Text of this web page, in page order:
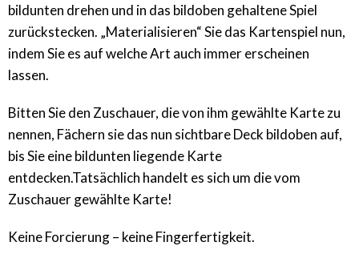
bildunten drehen und in das bildoben gehaltene Spiel
zurückstecken. „Materialisieren“ Sie das Kartenspiel nun,
indem Sie es auf welche Art auch immer erscheinen
lassen.
Bitten Sie den Zuschauer, die von ihm gewählte Karte zu
nennen, Fächern sie das nun sichtbare Deck bildoben auf,
bis Sie eine bildunten liegende Karte
entdecken.Tatsächlich handelt es sich um die vom
Zuschauer gewählte Karte!
Keine Forcierung – keine Fingerfertigkeit.